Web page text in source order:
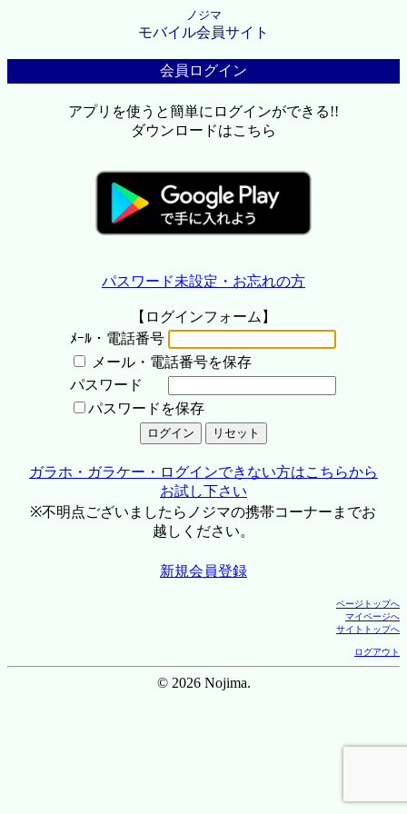
ノジマ
モバイル会員サイト
会員ログイン
アプリを使うと簡単にログインができる!!
ダウンロードはこちら
パスワード未設定・お忘れの方
【ログインフォーム】
ﾒｰﾙ・電話番号
メール・電話番号を保存
パスワード
パスワードを保存
ガラホ・ガラケー・ログインできない方はこちらから
お試し下さい
※不明点ございましたらノジマの携帯コーナーまでお
越しください。
新規会員登録
ページトップへ
マイページへ
サイトトップへ
ログアウト
© 2026 Nojima.